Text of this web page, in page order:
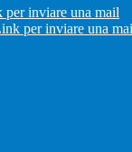
per inviare una mail
per inviare una